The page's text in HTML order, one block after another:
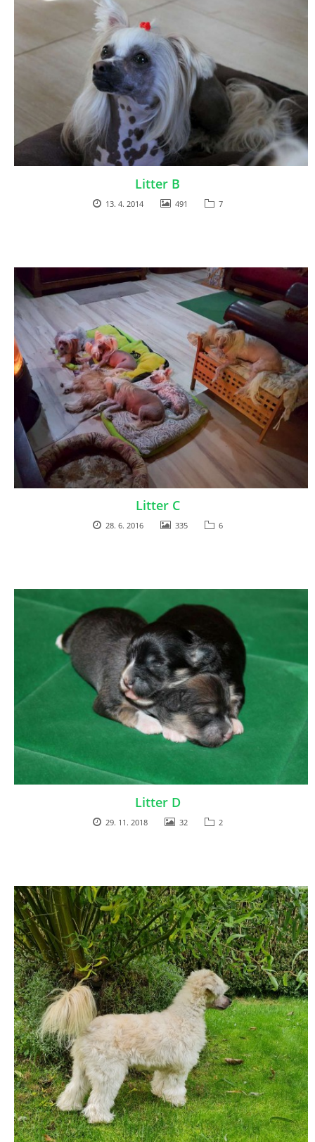
Litter B
13. 4. 2014 491 7
Litter C
28. 6. 2016 335 6
Litter D
29. 11. 2018 32 2